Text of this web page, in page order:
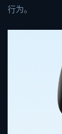
行为。